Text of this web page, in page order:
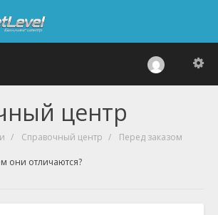
центр
Справочный центр Перед заказом
они отличаются?